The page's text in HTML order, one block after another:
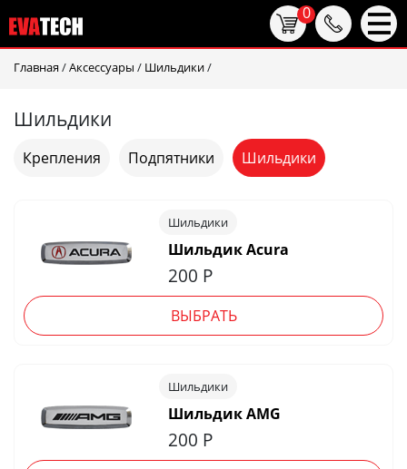
Главная /Аксессуары / Шильдики/
Шильдики
Крепления Подпятники Шильдики
Шильдики
Шильдик Acura
200 Р
ВЫБРАТЬ
Шильдики
Шильдик AMG
200 Р
0